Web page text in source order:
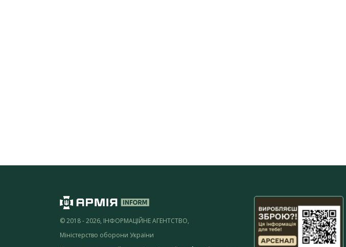
© 2018 - 2026, ІНФОРМАЦІЙНЕ АГЕНТСТВО,
Міністерство оборони України